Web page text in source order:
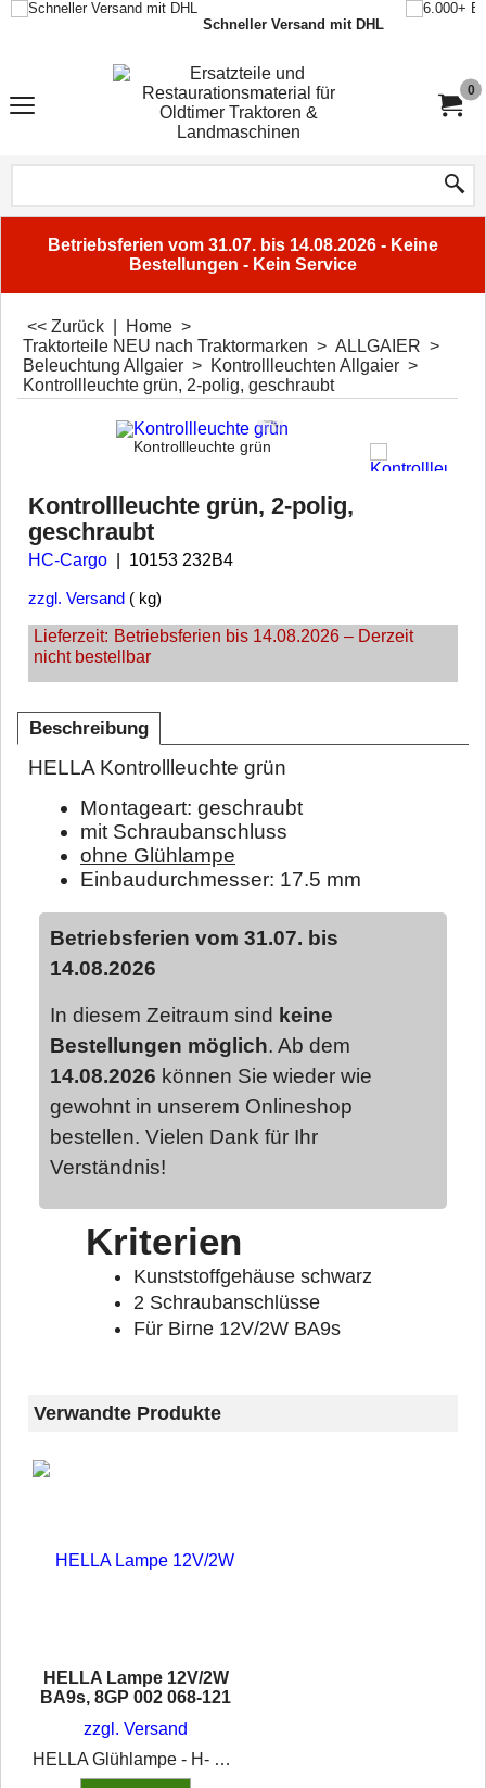
Schneller Versand mit DHL
0
Betriebsferien vom 31.07. bis 14.08.2026 - Keine
Bestellungen - Kein Service
<< Zurück Home >
Traktorteile NEU nach Traktormarken > ALLGAIER >
Beleuchtung Allgaier > Kontrollleuchten Allgaier >
Kontrollleuchte grün, 2-polig, geschraubt
Kontrollleuchte grün
Kontrollleuchte grün, 2-polig,
geschraubt
HC-Cargo 10153 232B4
zzgl. Versand kg
Lieferzeit: Betriebsferien bis 14.08.2026 – Derzeit
nicht bestellbar
Beschreibung
HELLA Kontrollleuchte grün
Montageart: geschraubt
mit Schraubanschluss
ohne Glühlampe
Einbaudurchmesser: 17.5 mm
Betriebsferien vom 31.07. bis
14.08.2026
In diesem Zeitraum sind keine
Bestellungen möglich. Ab dem
14.08.2026 können Sie wieder wie
gewohnt in unserem Onlineshop
bestellen. Vielen Dank für Ihr
Verständnis!
Kriterien
Kunststoffgehäuse schwarz
2 Schraubanschlüsse
Für Birne 12V/2W BA9s
Verwandte Produkte
HELLA Lampe 12V/2W
BA9s, 8GP 002 068-121
zzgl. Versand
HELLA Glühlampe - H- Standard - 12V/2W BA9s •Spannung: 12V •Nennleistung: 2W •Lampenart: H •Sockel: BA9s